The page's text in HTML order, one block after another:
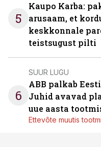
5
Kaupo Karba:
arusaam, et
keskkonnale
teistsugust pilti
6
SUUR LUGU
ABB palkab
Juhid avavad
uue aasta
Ettevõte muutis